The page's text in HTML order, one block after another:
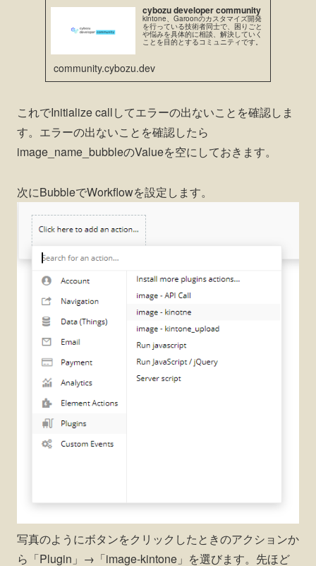
cybozu developer community
kintone、Garoonのカスタマイズ開発
を行っている技術者同士で、困りごと
や悩みを具体的に相談、解決していく
ことを目的とするコミュニティです。
community.cybozu.dev
これでInitialize callしてエラーの出ないことを確認しま
す。エラーの出ないことを確認したら
image_name_bubbleのValueを空にしておきます。
次にBubbleでWorkflowを設定します。
写真のようにボタンをクリックしたときのアクションか
ら「Plugin」→「image-kintone」を選びます。先ほど